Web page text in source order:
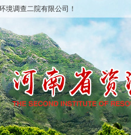
境调查二院有限公司！